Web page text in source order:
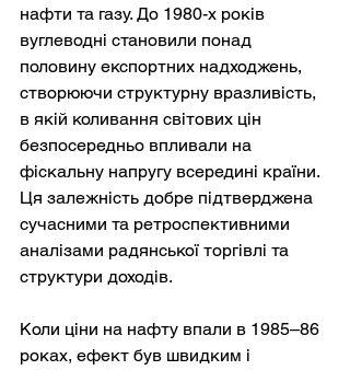
нафти та газу. До 1980-х років
вуглеводні становили понад
половину експортних надходжень,
створюючи структурну вразливість,
в якій коливання світових цін
безпосередньо впливали на
фіскальну напругу всередині країни.
Ця залежність добре підтверджена
сучасними та ретроспективними
аналізами радянської торгівлі та
структури доходів.
Коли ціни на нафту впали в 1985–86
роках, ефект був швидким і